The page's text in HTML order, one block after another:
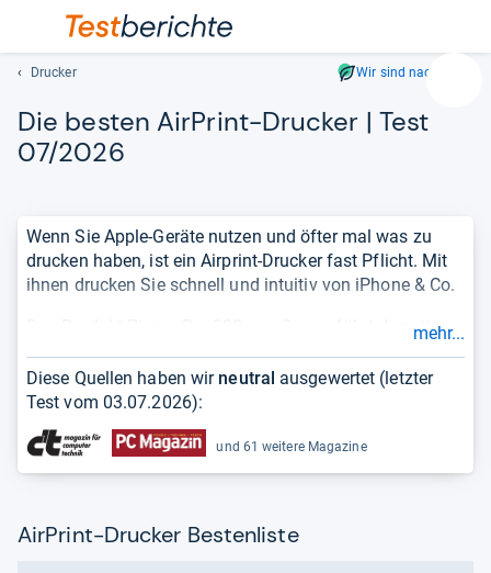
Geben
ein.
und
lassen
sich
Drucker Wir sind nachhaltig
Die bes­ten Air­Print-​Dru­cker | Test
07/2026
Wenn Sie Apple-Geräte nutzen und öfter mal was zu
drucken haben, ist ein Airprint-Drucker fast Pflicht. Mit
ihnen drucken Sie schnell und intuitiv von iPhone & Co.
Das Produkt Pixma Pro 200 von Canon führt derzeit
einer unabhängigen Auswertung von Tests und
Meinungen und berücksichtigt nur
Produkt ist.
mehr...
Diese Quellen haben wir neutral ausgewertet (letzter
Test vom 03.07.2026):
und 61 weitere Magazine
AirPrint-Drucker Bestenliste